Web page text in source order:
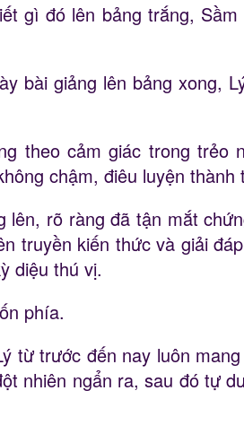
gì đó lên bảng trắng,
bài giảng lên bảng xong,
theo cảm giác trong
chậm, điêu luyện thành
lên, rõ ràng đã tận mắt
truyền kiến thức và giải
diệu thú vị.
phía.
từ trước đến nay luôn
nhiên ngẩn ra, sau đó tự